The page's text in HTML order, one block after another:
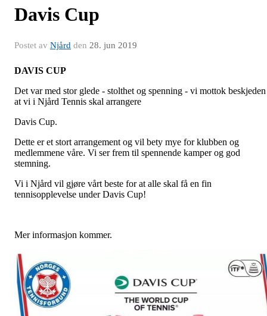
Davis Cup
Postet av Njård den 28. jun 2019
DAVIS CUP
Det var med stor glede - stolthet og spenning - vi mottok beskjeden
at vi i Njård Tennis skal arrangere
Davis Cup.
Dette er et stort arrangement og vil bety mye for klubben og
medlemmene våre. Vi ser frem til spennende kamper og god
stemning.
Vi i Njård vil gjøre vårt beste for at alle skal få en fin
tennisopplevelse under Davis Cup!
Mer informasjon kommer.